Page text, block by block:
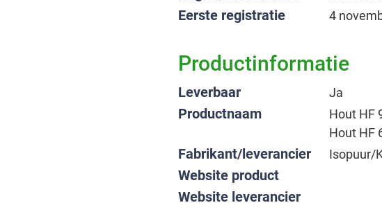
Eerste registratie 4
Productinformatie
Leverbaar Ja
Productnaam
Hout HF
Hout HF
Fabrikant/leverancier Isopuur/
Website product
Website leverancier